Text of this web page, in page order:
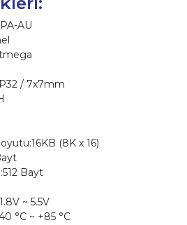
AU
/ 7x7mm
(8K x 16)
Bayt
~ 5.5V
40 °C ~ +85 °C